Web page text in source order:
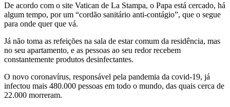
De acordo com o site Vatican de La Stampa, o Papa está cercado, há
algum tempo, por um “cordão sanitário anti-contágio”, que o segue
para onde quer que vá.
Já não toma as refeições na sala de estar comum da residência, mas
no seu apartamento, e as pessoas ao seu redor recebem
constantemente produtos desinfectantes.
O novo coronavírus, responsável pela pandemia da covid-19, já
infectou mais 480.000 pessoas em todo o mundo, das quais cerca de
22.000 morreram.